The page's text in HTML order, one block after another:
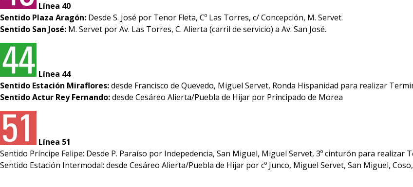
Línea 40
Sentido Plaza Aragón: Desde S. José por Tenor Fleta, Cº Las Torres, c/ Concepción, M. Servet.
Sentido San José: M. Servet por Av. Las Torres, C. Alierta (carril de servicio) a Av. San José.
Línea 44
Sentido Estación Miraflores:desde Francisco de Quevedo, Miguel Servet, Ronda Hispanidad para realizar
Sentido Actur Rey Fernando:desde Cesáreo Alierta/Puebla de Hijar por Principado de Morea
Línea 51
Sentido Príncipe Felipe: Desde P. Paraíso por Indepedencia, San Miguel, Miguel Servet, 3º cinturón para realizar
Sentido Estación Intermodal: desde Cesáreo Alierta/Puebla de Hijar por cº Junco, Miguel Servet, San Miguel,